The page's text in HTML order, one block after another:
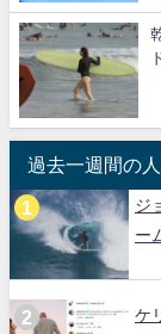
過去一週間の
ジ
ー
ケ